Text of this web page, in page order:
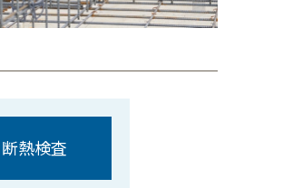
断熱検査